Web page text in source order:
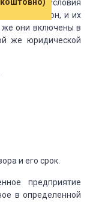
условия
сторон, и их
же они включены в
же юридической
и его срок.
предприятие
в определенной